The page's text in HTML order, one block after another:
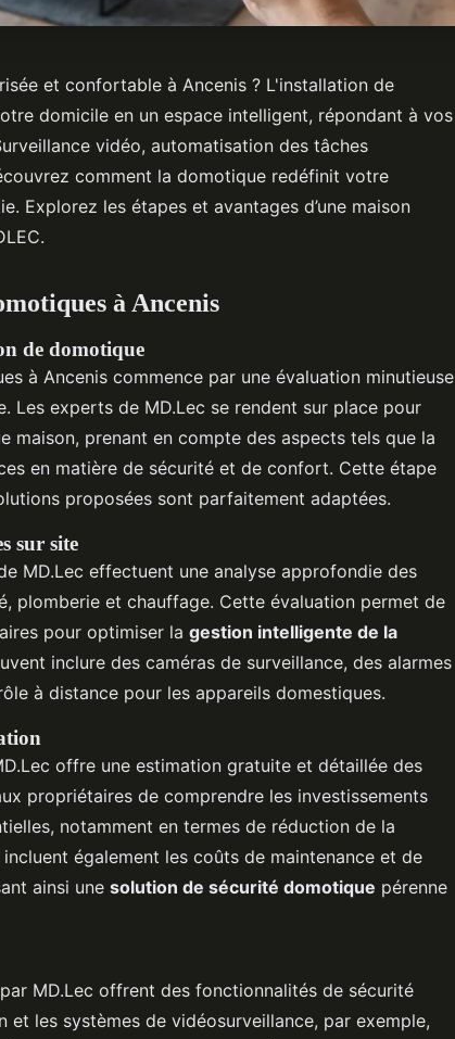
et confortable à Ancenis ? L'installation de
domicile en un espace intelligent, répondant à vos
vidéo, automatisation des tâches
comment la domotique redéfinit votre
Explorez les étapes et avantages d’une maison
à Ancenis
de domotique
à Ancenis commence par une évaluation minutieuse
Les experts de MD.Lec se rendent sur place pour
maison, prenant en compte des aspects tels que la
en matière de sécurité et de confort. Cette étape
proposées sont parfaitement adaptées.
sur site
MD.Lec effectuent une analyse approfondie des
plomberie et chauffage. Cette évaluation permet de
pour optimiser la gestion intelligente de la
inclure des caméras de surveillance, des alarmes
à distance pour les appareils domestiques.
offre une estimation gratuite et détaillée des
propriétaires de comprendre les investissements
notamment en termes de réduction de la
également les coûts de maintenance et de
ainsi une solution de sécurité domotique pérenne
MD.Lec offrent des fonctionnalités de sécurité
et les systèmes de vidéosurveillance, par exemple,